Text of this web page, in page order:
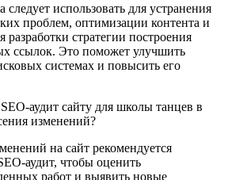
следует использовать для устранения
проблем, оптимизации контента и
разработки стратегии построения
ссылок. Это поможет улучшить
системах и повысить его
аудит сайту для школы танцев в
изменений?
на сайт рекомендуется
аудит, чтобы оценить
работ и выявить новые